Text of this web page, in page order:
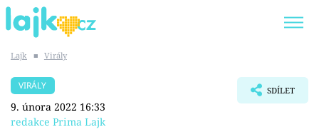
SHOPAHOLICADEL
Lajk ■ Virály
VIRÁLY
9. února 2022 16:33
redakce Prima Lajk
SDÍLET